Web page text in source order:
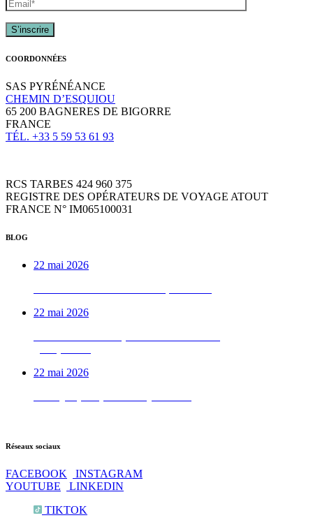
COORDONNÉES
SAS PYRÉNÉANCE
CHEMIN D’ESQUIOU
65 200 BAGNERES DE BIGORRE
FRANCE
TÉL. +33 5 59 53 61 93
RCS TARBES 424 960 375
REGISTRE DES OPÉRATEURS DE VOYAGE ATOUT
FRANCE N° IM065100031
BLOG
22 mai 2026
22 mai 2026
22 mai 2026
Réseaux sociaux
FACEBOOK
INSTAGRAM
YOUTUBE
LINKEDIN
TIKTOK